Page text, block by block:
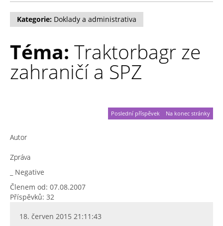
Kategorie: Doklady a administrativa
Téma: Traktorbagr ze
zahraničí a SPZ
Na konec stránky
Poslední příspěvek
Autor
Zpráva
_ Negative
Členem od: 07.08.2007
Příspěvků: 32
18. červen 2015 21:11:43